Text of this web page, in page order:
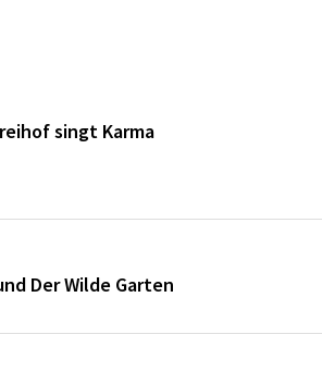
singt Karma
Der Wilde Garten